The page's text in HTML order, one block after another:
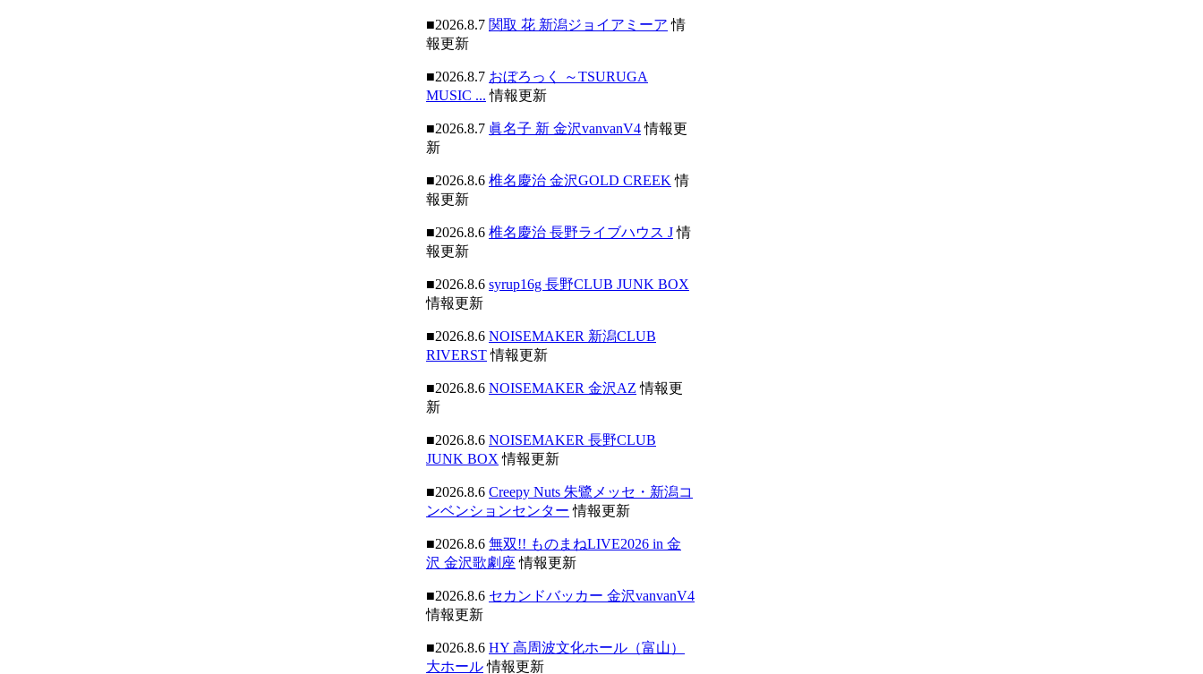
■2026.8.7 関取 花 新潟ジョイアミーア 情
報更新
■2026.8.7 おぼろっく ～TSURUGA
MUSIC ... 情報更新
■2026.8.7 眞名子 新 金沢vanvanV4情報更
新
■2026.8.6 椎名慶治 金沢GOLD CREEK 情
報更新
■2026.8.6 椎名慶治 長野ライブハウス J情
報更新
■2026.8.6 syrup16g 長野CLUB JUNK BOX
情報更新
■2026.8.6 NOISEMAKER 新潟CLUB
RIVERST情報更新
■2026.8.6 NOISEMAKER 金沢AZ 情報更
新
■2026.8.6 NOISEMAKER 長野CLUB
JUNK BOX 情報更新
■2026.8.6 Creepy Nuts 朱鷺メッセ・新潟コ
ンベンションセンター 情報更新
■2026.8.6 無双!! ものまねLIVE2026 in 金
沢 金沢歌劇座 情報更新
■2026.8.6 セカンドバッカー 金沢vanvanV4
情報更新
■2026.8.6 HY 高周波文化ホール（富山）
大ホール情報更新